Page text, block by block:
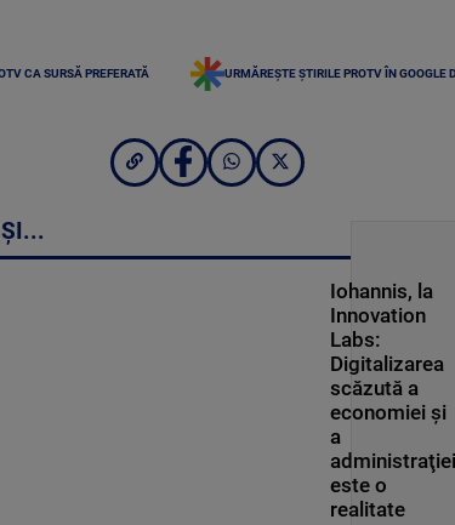
CA SURSĂ PREFERATĂ URMĂREȘTE ȘTIRILE PROTV ÎN GOOGLE
Iohannis, la
Innovation
Labs:
Digitalizarea
scăzută a
economiei şi
a
administraţiei
este o
realitate